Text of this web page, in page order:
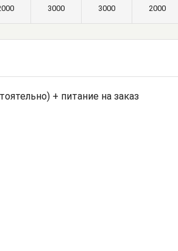
3000 3000 2000
+ питание на заказ